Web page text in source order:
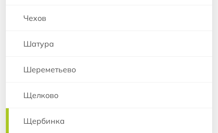
Чехов
Шатура
Шереметьево
Щелково
Щербинка